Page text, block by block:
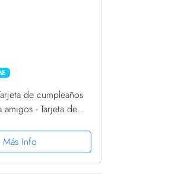
de cumpleaños
- Tarjeta de
- Tarjeta graciosa
Más Info